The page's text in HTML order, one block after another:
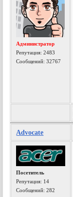
Администратор
Репутация:2483
Сообщений: 32767
Advocate
Посетитель
Репутация: 14
Сообщений: 282